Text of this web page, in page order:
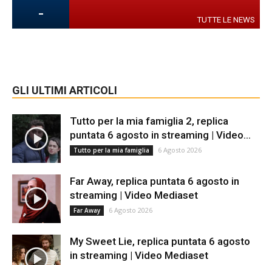
- TUTTE LE NEWS
GLI ULTIMI ARTICOLI
Tutto per la mia famiglia 2, replica
puntata 6 agosto in streaming | Video...
Tutto per la mia famiglia 6 Agosto 2026
Far Away, replica puntata 6 agosto in
streaming | Video Mediaset
Far Away 6 Agosto 2026
My Sweet Lie, replica puntata 6 agosto
in streaming | Video Mediaset